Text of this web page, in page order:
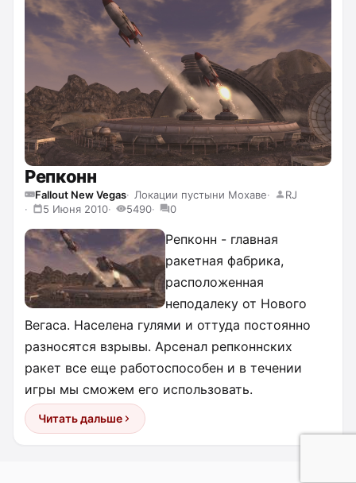
Репконн
Fallout New Vegas Локации пустыни Мохаве
RJ
5 Июня 2010
5490 0
Репконн - главная
ракетная фабрика,
расположенная
неподалеку от Нового
Вегаса. Населена гулями и оттуда постоянно
разносятся взрывы. Арсенал репконнских
ракет все еще работоспособен и в течении
игры мы сможем его использовать.
Читать дальше